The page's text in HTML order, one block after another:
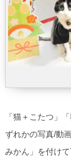
「猫＋こたつ」
ずれかの写真/動
みかん」を付け